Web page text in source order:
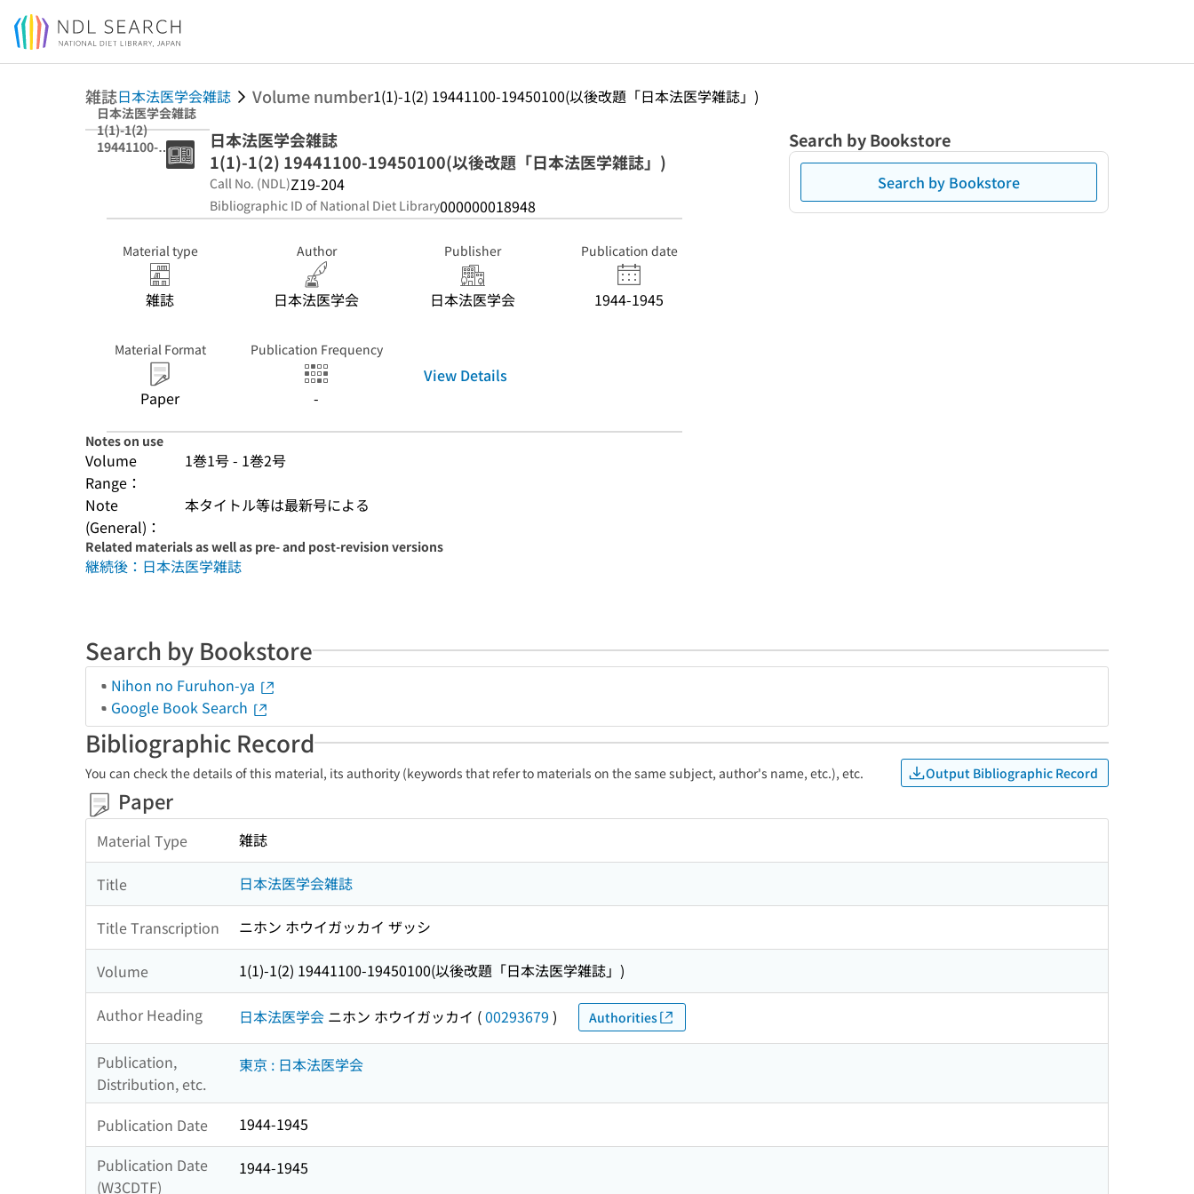
Jump to main content
雑誌日本法医学会雑誌 Volume number1(1)-1(2) 19441100-19450100(以後改題「日本法医学雑誌」)
日本法医学会雑誌
1(1)-1(2)
19441100-
19450100(以後改
日本法医学会雑誌
1(1)-1(2) 19441100-19450100(以後改題「日本法医学雑誌」)
Call No. (NDL)Z19-204
Bibliographic ID of National Diet Library000000018948
Material type
雑誌
Author
日本法医学会
Publisher
日本法医学会
Publication date
1944-1945
Material Format
Paper
Publication Frequency
-
View Details
Notes on use
Volume
Range：
1巻1号 - 1巻2号
Note
(General)：
本タイトル等は最新号による
Related materials as well as pre- and post-revision versions
継続後：日本法医学雑誌
Search by Bookstore
Search by Bookstore
Search by Bookstore
Nihon no Furuhon-ya
Google Book Search
Bibliographic Record
You can check the details of this material, its authority (keywords that refer to materials on the same subject, author's name, etc.), etc. Output Bibliographic Record
Paper
Material Type 雑誌
Title 日本法医学会雑誌
Title Transcription ニホン ホウイガッカイ ザッシ
Volume 1(1)-1(2) 19441100-19450100(以後改題「日本法医学雑誌」)
Author Heading 日本法医学会 ニホン ホウイガッカイ (00293679 ) Authorities
Publication,
Distribution, etc.
東京 : 日本法医学会
Publication Date
1944-1945
Publication Date
(W3CDTF)
1944-1945